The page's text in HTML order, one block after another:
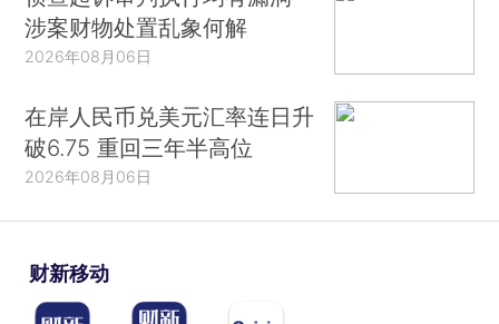
涉案财物处置乱象何解
2026年08月06日
在岸人民币兑美元汇率连日升
破6.75 重回三年半高位
2026年08月06日
财新移动